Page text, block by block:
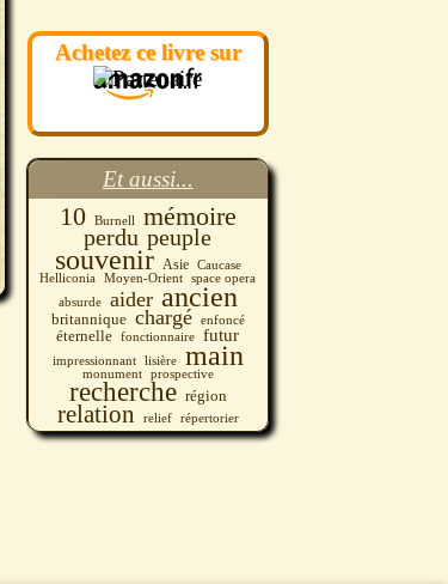
Achetez ce livre sur
Et aussi...
10 Burnell mémoire
perdu peuple
souvenir Asie
Caucase
Helliconia Moyen-Orient space opera
absurde
aider ancien
britannique chargé enfoncé
éternelle fonctionnaire futur
impressionnant lisière main
monument prospective
recherche région
relation relief répertorier